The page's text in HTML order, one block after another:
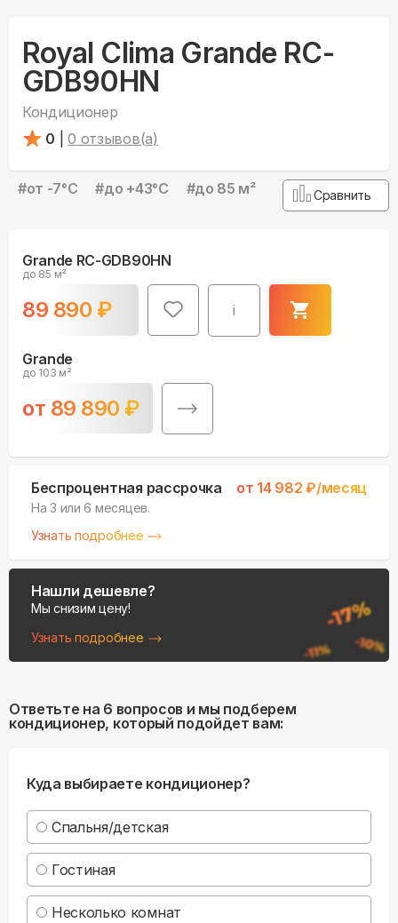
Royal Clima Grande RC-
GDB90HN
Кондиционер
0
0 отзывов(а)
#от -7°С #до +43°С #до 85 м² Сравнить
Grande RC-GDB90HN
до 85 м²
89 890 ₽ i
Grande
до 103 м²
от 89 890 ₽
Беспроцентная рассрочка от 14 982 ₽/месяц
На 3 или 6 месяцев.
Узнать подробнее
Нашли дешевле?
Мы снизим цену!
Узнать подробнее
Ответьте на 6 вопросов и мы подберем
кондиционер, который подойдет вам:
Куда выбираете кондиционер?
Спальня/детская
Гостиная
Несколько комнат